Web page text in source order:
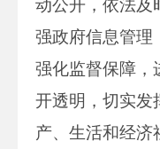
动公开，依法及
强政府信息管理
强化监督保障，
开透明，切实发
产、生活和经济